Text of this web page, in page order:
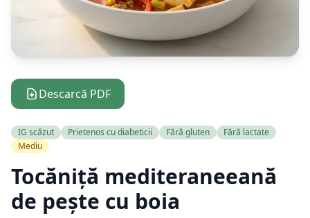
Descarcă PDF
IG scăzut Prietenos cu diabeticii Fără gluten
Fără lactate
Mediu
Tocăniță mediteraneeană
de pește cu boia